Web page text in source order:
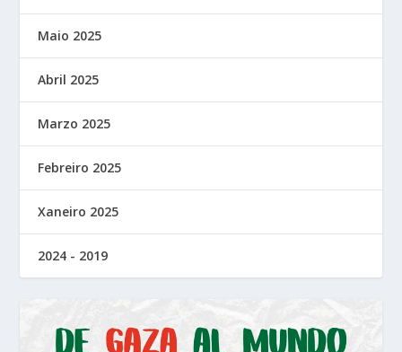
Maio 2025
Abril 2025
Marzo 2025
Febreiro 2025
Xaneiro 2025
2024 - 2019